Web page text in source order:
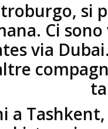
si
Ci
via
a